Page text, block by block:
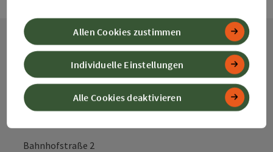
Kontakt
Alpenland Tourismus GmbH
Bahnhofstraße 2
Alle Cookies deaktivieren
Individuelle Einstellungen
Allen Cookies zustimmen